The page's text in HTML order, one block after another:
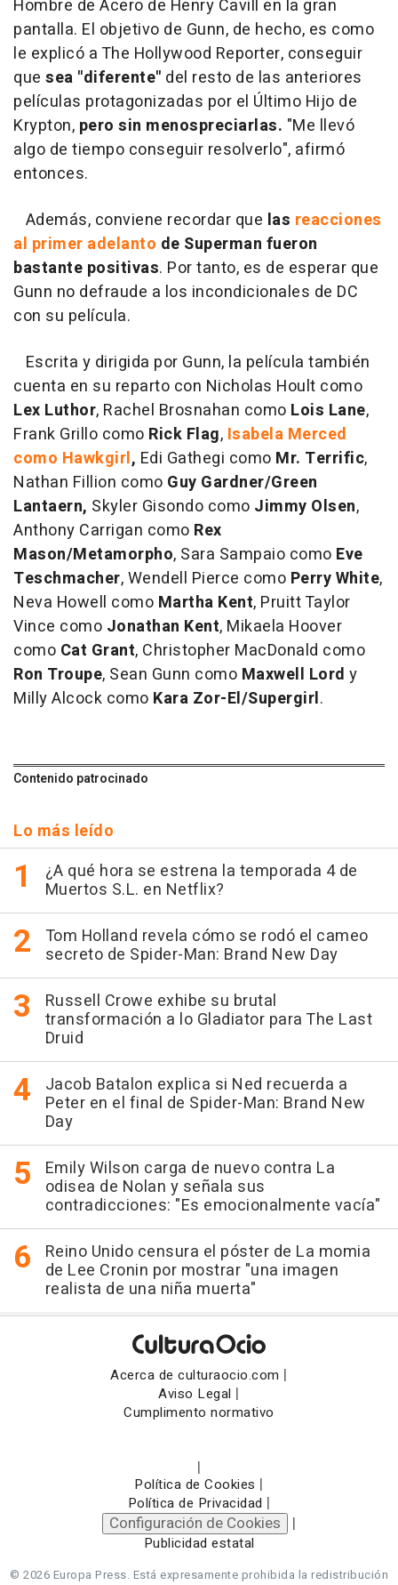
Hombre de Acero de Henry Cavill en la gran
pantalla. El objetivo de Gunn, de hecho, es como
le explicó a The Hollywood Reporter, conseguir
que sea "diferente" del resto de las anteriores
películas protagonizadas por el Último Hijo de
Krypton, pero sin menospreciarlas. "Me llevó
algo de tiempo conseguir resolverlo", afirmó
entonces.
Además, conviene recordar que las reacciones
al primer adelanto de Superman fueron
bastante positivas. Por tanto, es de esperar que
Gunn no defraude a los incondicionales de DC
con su película.
Escrita y dirigida por Gunn, la película también
cuenta en su reparto con Nicholas Hoult como
Lex Luthor, Rachel Brosnahan como Lois Lane,
Frank Grillo como Rick Flag, Isabela Merced
como Hawkgirl, Edi Gathegi como Mr. Terrific,
Nathan Fillion como Guy Gardner/Green
Lantaern, Skyler Gisondo como Jimmy Olsen,
Anthony Carrigan como Rex
Mason/Metamorpho, Sara Sampaio como Eve
Teschmacher, Wendell Pierce como Perry White,
Neva Howell como Martha Kent, Pruitt Taylor
Vince como Jonathan Kent, Mikaela Hoover
como Cat Grant, Christopher MacDonald como
Ron Troupe, Sean Gunn como Maxwell Lord y
Milly Alcock como Kara Zor-El/Supergirl.
Contenido patrocinado
Lo más leído
¿A qué hora se estrena la temporada 4 de
Muertos S.L. en Netflix?
Tom Holland revela cómo se rodó el cameo
secreto de Spider-Man: Brand New Day
Russell Crowe exhibe su brutal
transformación a lo Gladiator para The Last
Druid
Jacob Batalon explica si Ned recuerda a
Peter en el final de Spider-Man: Brand New
Day
Emily Wilson carga de nuevo contra La
odisea de Nolan y señala sus
contradicciones: "Es emocionalmente vacía"
Reino Unido censura el póster de La momia
de Lee Cronin por mostrar "una imagen
realista de una niña muerta"
Acerca de culturaocio.com |
Aviso Legal |
Cumplimento normativo
|
Política de Cookies |
Política de Privacidad |
Configuración de Cookies |
Publicidad estatal
© 2026 Europa Press. Está expresamente prohibida la redistribución